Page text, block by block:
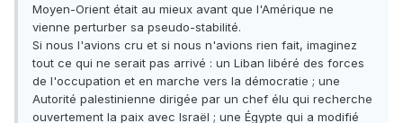
Moyen-Orient était au mieux avant que l'Amérique ne
vienne perturber sa pseudo-stabilité.
Si nous l'avions cru et si nous n'avions rien fait, imaginez
tout ce qui ne serait pas arrivé : un Liban libéré des forces
de l'occupation et en marche vers la démocratie ; une
Autorité palestinienne dirigée par un chef élu qui recherche
ouvertement la paix avec Israël ; une Égypte qui a modifié